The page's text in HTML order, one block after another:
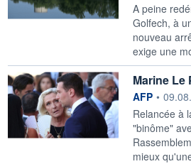
A peine
Golfech, à
nouveau
exige une
Marine Le
information
AFP •
Relancée à
"binôme"
mieux